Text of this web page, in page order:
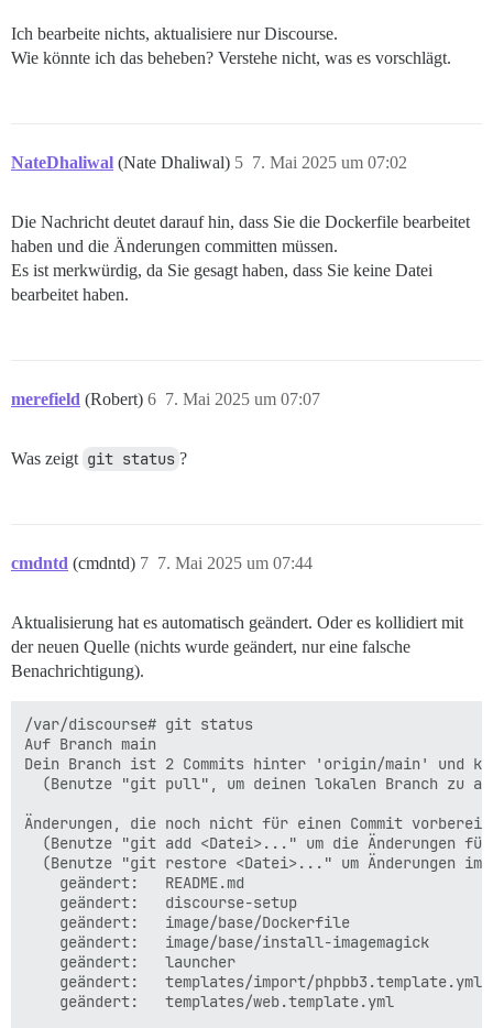
Ich bearbeite nichts, aktualisiere nur Discourse.
Wie könnte ich das beheben? Verstehe nicht, was es vorschlägt.
NateDhaliwal (Nate Dhaliwal) 7. Mai 2025 um 07:02
5
Die Nachricht deutet darauf hin, dass Sie die Dockerfile bearbeitet
haben und die Änderungen committen müssen.
Es ist merkwürdig, da Sie gesagt haben, dass Sie keine Datei
bearbeitet haben.
merefield (Robert) 7. Mai 2025 um 07:07
6
Was zeigt git status ?
cmdntd (cmdntd) 7. Mai 2025 um 07:44
7
Aktualisierung hat es automatisch geändert. Oder es kollidiert mit
der neuen Quelle (nichts wurde geändert, nur eine falsche
Benachrichtigung).
/var/discourse# git status
Auf Branch main
Dein Branch ist 2 Commits hinter 'origin/main' und
(Benutze "git pull", um deinen lokalen Branch zu
Änderungen, die noch nicht für einen Commit
(Benutze "git add <Datei>..." um die Änderungen
(Benutze "git restore <Datei>..." um Änderungen